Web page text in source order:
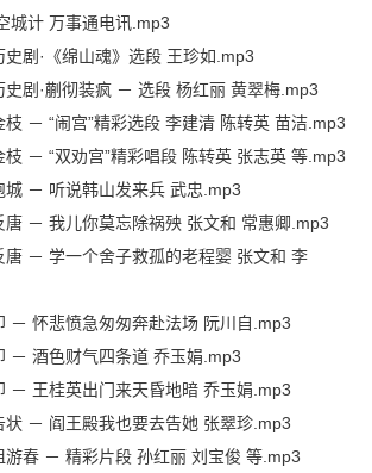
城计 万事通电讯.mp3
剧·《绵山魂》选段 王珍如.mp3
剧·蒯彻装疯 － 选段 杨红丽 黄翠梅.mp3
－ “闹宫”精彩选段 李建清 陈转英 苗洁.mp3
－ “双劝宫”精彩唱段 陈转英 张志英 等.mp3
－ 听说韩山发来兵 武忠.mp3
－ 我儿你莫忘除祸殃 张文和 常惠卿.mp3
－ 学一个舍子救孤的老程婴 张文和 李
－ 怀悲愤急匆匆奔赴法场 阮川自.mp3
－ 酒色财气四条道 乔玉娟.mp3
－ 王桂英出门来天昏地暗 乔玉娟.mp3
－ 阎王殿我也要去告她 张翠珍.mp3
春 － 精彩片段 孙红丽 刘宝俊 等.mp3